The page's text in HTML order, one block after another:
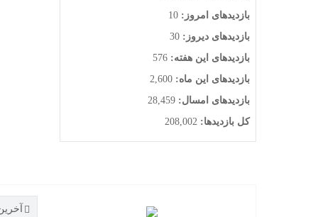
بازدیدهای امروز: 10
بازدیدهای دیروز: 30
بازدیدهای این هفته: 576
بازدیدهای این ماه: 2,600
بازدیدهای امسال: 28,459
کل بازدیدها: 208,002